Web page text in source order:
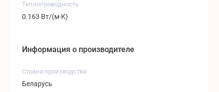
Теплопроводность
0.163 Вт/(м∙K)
Информация о производителе
Страна производства
Беларусь